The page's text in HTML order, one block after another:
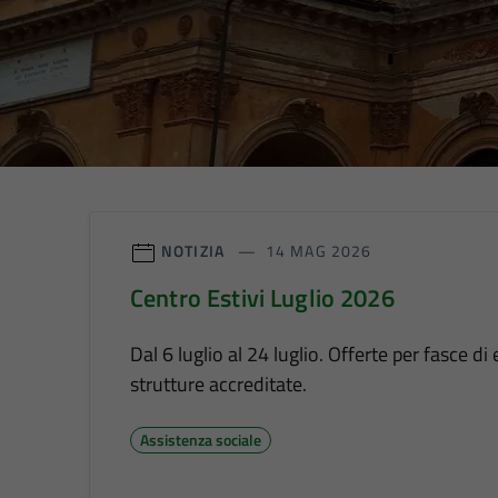
NOTIZIA 14 MAG 2026
Centro Estivi Luglio 2026
Dal 6 luglio al 24 luglio. Offerte per fasce di
strutture accreditate.
Assistenza sociale